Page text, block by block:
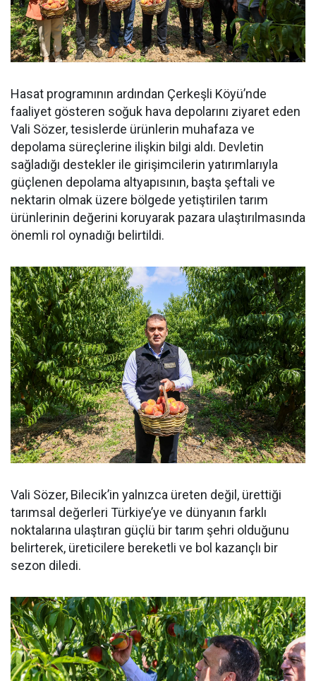
Hasat programının ardından Çerkeşli Köyü’nde
faaliyet gösteren soğuk hava depolarını ziyaret eden
Vali Sözer, tesislerde ürünlerin muhafaza ve
depolama süreçlerine ilişkin bilgi aldı. Devletin
sağladığı destekler ile girişimcilerin yatırımlarıyla
güçlenen depolama altyapısının, başta şeftali ve
nektarin olmak üzere bölgede yetiştirilen tarım
ürünlerinin değerini koruyarak pazara ulaştırılmasında
önemli rol oynadığı belirtildi.
Vali Sözer, Bilecik’in yalnızca üreten değil, ürettiği
tarımsal değerleri Türkiye’ye ve dünyanın farklı
noktalarına ulaştıran güçlü bir tarım şehri olduğunu
belirterek, üreticilere bereketli ve bol kazançlı bir
sezon diledi.